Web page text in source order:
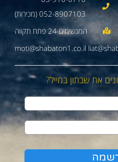
052-8907103 (מכירות)
moti@shabaton1.co.il
את שבתון במייל?